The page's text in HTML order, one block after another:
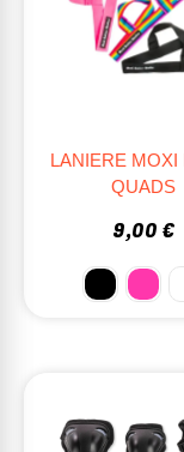
LANIERE MOXI
QUADS
9,00 €